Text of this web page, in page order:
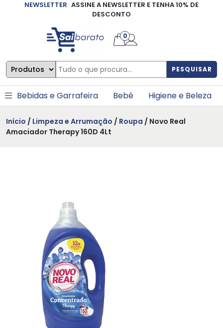
NEWSLETTER ASSINE A NEWSLETTER E TENHA 10% DE
DESCONTO
PESQUISAR
0
Bebidas e Garrafeira Bebé Higiene e Beleza
Início / Limpeza e Arrumação / Roupa / Novo Real
Amaciador Therapy 160D 4Lt